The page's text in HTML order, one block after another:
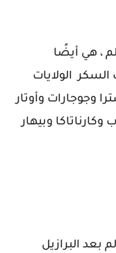
، هي أيضًا
السكر الولايات
وجوجارات وأوتار
وكارناتاكا وبيهار
بعد البرازيل